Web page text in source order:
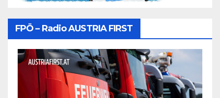
FPÖ – Radio AUSTRIA FIRST